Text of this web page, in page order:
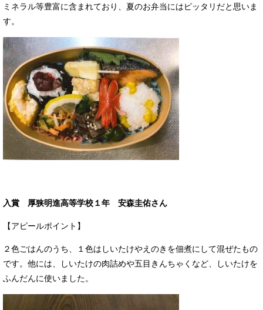
ミネラル等豊富に含まれており、夏のお弁当にはピッタリだと思いま
す。
入賞 厚狭明進高等学校１年 安森圭佑さん
【アピールポイント】
２色ごはんのうち、１色はしいたけやえのきを佃煮にして混ぜたもの
です。他には、しいたけの肉詰めや五目きんちゃくなど、しいたけを
ふんだんに使いました。​